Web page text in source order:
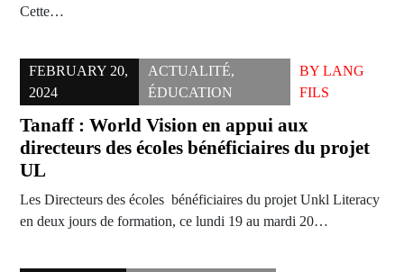
Cette…
FEBRUARY 20,
2024
ACTUALITÉ,
ÉDUCATION
BYLANG
FILS
Tanaff : World Vision en appui aux
directeurs des écoles bénéficiaires du projet
UL
Les Directeurs des écoles bénéficiaires du projet Unkl Literacy
en deux jours de formation, ce lundi 19 au mardi 20…